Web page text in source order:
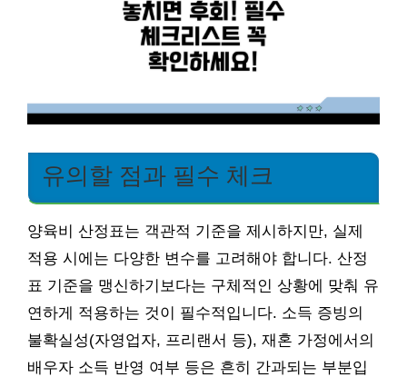
유의할 점과 필수 체크
양육비 산정표는 객관적 기준을 제시하지만, 실제
적용 시에는 다양한 변수를 고려해야 합니다. 산정
표 기준을 맹신하기보다는 구체적인 상황에 맞춰 유
연하게 적용하는 것이 필수적입니다. 소득 증빙의
불확실성(자영업자, 프리랜서 등), 재혼 가정에서의
배우자 소득 반영 여부 등은 흔히 간과되는 부분입